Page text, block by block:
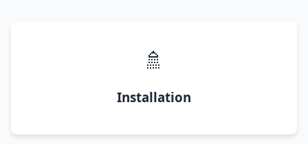
🚿
Installation